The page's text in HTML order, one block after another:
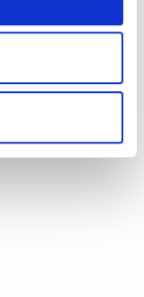
Wirtschaft